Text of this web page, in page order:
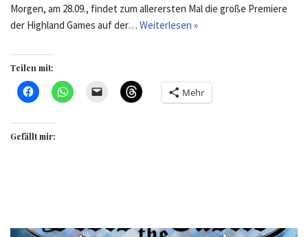
Morgen, am 28.09., findet zum allerersten Mal die große Premiere
der Highland Games auf der… Weiterlesen »
Teilen mit:
Mehr
Gefällt mir: